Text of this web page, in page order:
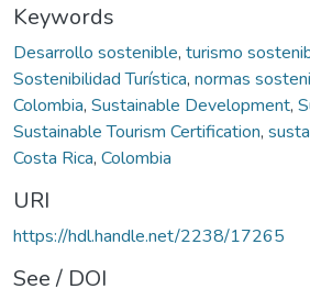
Keywords
Desarrollo sostenible, turismo
Sostenibilidad Turística, normas
Colombia, Sustainable Development,
Sustainable Tourism Certification,
Costa Rica, Colombia
URI
https://hdl.handle.net/2238/17265
See / DOI